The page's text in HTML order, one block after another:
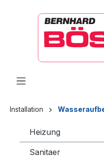
Installation
Heizung
Sanitaer